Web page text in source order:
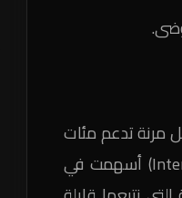
مرنة تدعم مئات
الصفحات، مع تحسينات داخلية (Internal Linking، Breadcrumbs، Sitemaps) أسهمت في